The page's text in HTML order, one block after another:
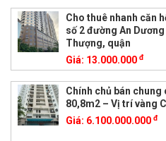
Cho thuê nhanh căn
số 2 đường An
Thượng, quận
Giá: 13.000.000 đ
Chính chủ bán chung
80,8m2 – Vị trí vàng
Giá: 6.100.000.000 đ